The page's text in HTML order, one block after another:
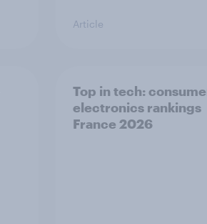
Article
Top in tech:
electronics rankings
France 2026